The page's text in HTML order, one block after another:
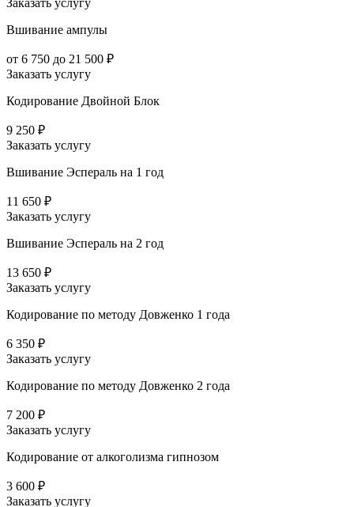
Заказать услугу
Вшивание ампулы
от 6 750 до 21 500 ₽
Заказать услугу
Кодирование Двойной Блок
9 250 ₽
Заказать услугу
Вшивание Эспераль на 1 год
11 650 ₽
Заказать услугу
Вшивание Эспераль на 2 год
13 650 ₽
Заказать услугу
Кодирование по методу Довженко 1 года
6 350 ₽
Заказать услугу
Кодирование по методу Довженко 2 года
7 200 ₽
Заказать услугу
Кодирование от алкоголизма гипнозом
3 600 ₽
Заказать услугу